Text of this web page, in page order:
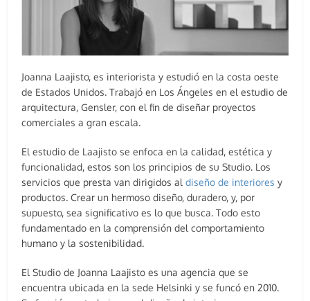
Joanna Laajisto, es interiorista y estudió en la costa oeste
de Estados Unidos. Trabajó en Los Ángeles en el estudio de
arquitectura, Gensler, con el fin de diseñar proyectos
comerciales a gran escala.
El estudio de Laajisto se enfoca en la calidad, estética y
funcionalidad, estos son los principios de su Studio. Los
servicios que presta van dirigidos al diseño de interiores y
productos. Crear un hermoso diseño, duradero, y, por
supuesto, sea significativo es lo que busca. Todo esto
fundamentado en la comprensión del comportamiento
humano y la sostenibilidad.
El Studio de Joanna Laajisto es una agencia que se
encuentra ubicada en la sede Helsinki y se funcó en 2010.